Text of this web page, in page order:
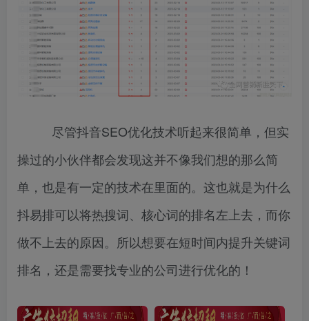
尽管抖音SEO优化技术听起来很简单，但实
操过的小伙伴都会发现这并不像我们想的那么简
单，也是有一定的技术在里面的。这也就是为什么
抖易排可以将热搜词、核心词的排名左上去，而你
做不上去的原因。所以想要在短时间内提升关键词
排名，还是需要找专业的公司进行优化的！